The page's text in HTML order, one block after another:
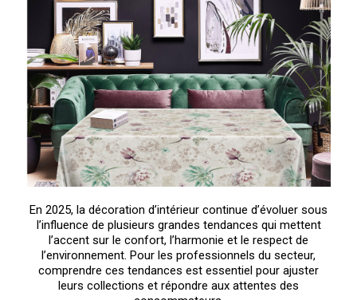
En 2025, la décoration d’intérieur continue d’évoluer sous
l’influence de plusieurs grandes tendances qui mettent
l’accent sur le confort, l’harmonie et le respect de
l’environnement. Pour les professionnels du secteur,
comprendre ces tendances est essentiel pour ajuster
leurs collections et répondre aux attentes des